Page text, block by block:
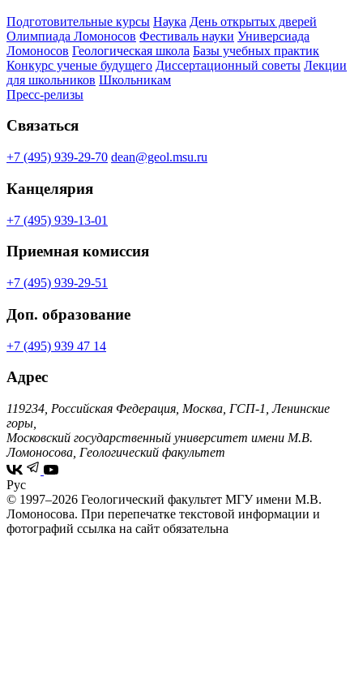
Подготовительные курсы Наука День открытых дверей
Олимпиада Ломоносов Фестиваль науки Универсиада
Ломоносов Геологическая школа Базы учебных практик
Конкурс ученые будущего Диссертационный советы Лекции
для школьников Школьникам
Пресс-релизы
Связаться
+7 (495) 939-29-70 dean@geol.msu.ru
Канцелярия
+7 (495) 939-13-01
Приемная комиссия
+7 (495) 939-29-51
Доп. образование
+7 (495) 939 47 14
Адрес
119234, Российская Федерация, Москва, ГСП-1, Ленинские
горы,
Московский государственный университет имени М.В.
Ломоносова, Геологический факультет
Рус
© 1997–2026 Геологический факультет МГУ имени М.В.
Ломоносова. При перепечатке текстовой информации и
фотографий ссылка на сайт обязательна